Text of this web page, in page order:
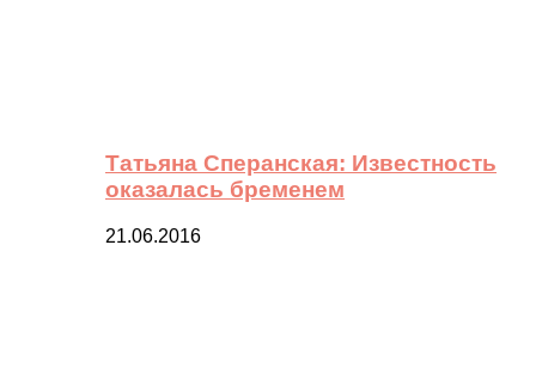
Татьяна Сперанская: Известность
оказалась бременем
21.06.2016